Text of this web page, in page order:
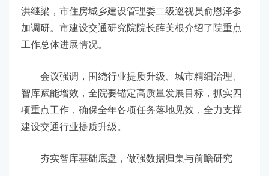
洪继梁，市住房城乡建设管理委二级巡视员俞恩泽参
加调研。市建设交通研究院院长薛美根介绍了院重点
工作总体进展情况。
会议强调，围绕行业提质升级、城市精细治理、
智库赋能增效，全院要锚定高质量发展目标，抓实四
项重点工作，确保全年各项任务落地见效，全力支撑
建设交通行业提质升级。
夯实智库基础底盘，做强数据归集与前瞻研究